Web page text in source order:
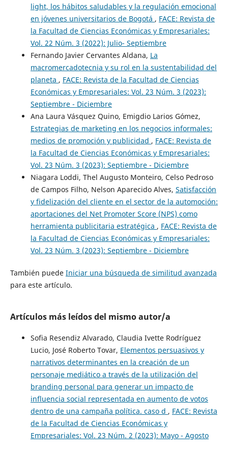
light, los hábitos saludables y la regulación emocional
en jóvenes universitarios de Bogotá , FACE: Revista de
la Facultad de Ciencias Económicas y Empresariales:
Vol. 22 Núm. 3 (2022): Julio- Septiembre
Fernando Javier Cervantes Aldana, La
macromercadotecnia y su rol en la sustentabilidad del
planeta , FACE: Revista de la Facultad de Ciencias
Económicas y Empresariales: Vol. 23 Núm. 3 (2023):
Septiembre - Diciembre
Ana Laura Vásquez Quino, Emigdio Larios Gómez,
Estrategias de marketing en los negocios informales:
medios de promoción y publicidad , FACE: Revista de
la Facultad de Ciencias Económicas y Empresariales:
Vol. 23 Núm. 3 (2023): Septiembre - Diciembre
Niagara Loddi, Thel Augusto Monteiro, Celso Pedroso
de Campos Filho, Nelson Aparecido Alves, Satisfacción
y fidelización del cliente en el sector de la automoción:
aportaciones del Net Promoter Score (NPS) como
herramienta publicitaria estratégica , FACE: Revista de
la Facultad de Ciencias Económicas y Empresariales:
Vol. 23 Núm. 3 (2023): Septiembre - Diciembre
También puede Iniciar una búsqueda de similitud avanzada
para este artículo.
Artículos más leídos del mismo autor/a
Sofia Resendiz Alvarado, Claudia Ivette Rodríguez
Lucio, José Roberto Tovar, Elementos persuasivos y
narrativos determinantes en la creación de un
personaje mediático a través de la utilización del
branding personal para generar un impacto de
influencia social representada en aumento de votos
dentro de una campaña política. caso d , FACE: Revista
de la Facultad de Ciencias Económicas y
Empresariales: Vol. 23 Núm. 2 (2023): Mayo - Agosto